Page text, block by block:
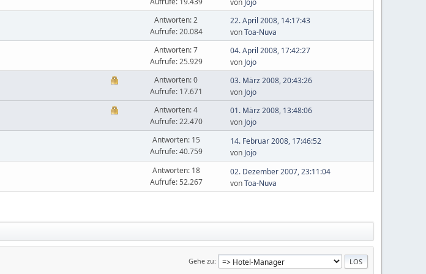
von Jojo
Antworten: 2
Aufrufe: 20.084
22. April 2008, 14:17:43
vonToa-Nuva
Antworten: 7
Aufrufe: 25.929
04. April 2008, 17:42:27
von Jojo
Antworten: 0
Aufrufe: 17.671
03. März 2008, 20:43:26
von Jojo
Antworten: 4
Aufrufe: 22.470
01. März 2008, 13:48:06
von Jojo
Antworten: 15
Aufrufe: 40.759
14. Februar 2008, 17:46:52
von Jojo
Antworten: 18
Aufrufe: 52.267
02. Dezember 2007, 23:11:04
vonToa-Nuva
Gehe zu